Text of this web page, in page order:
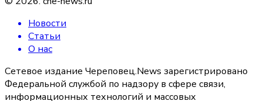
Новости
Статьи
О нас
Сетевое издание Череповец.News зарегистрировано
Федеральной службой по надзору в сфере связи,
информационных технологий и массовых